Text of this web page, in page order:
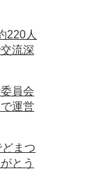
220人
流深
員会
運営
どまつ
とう